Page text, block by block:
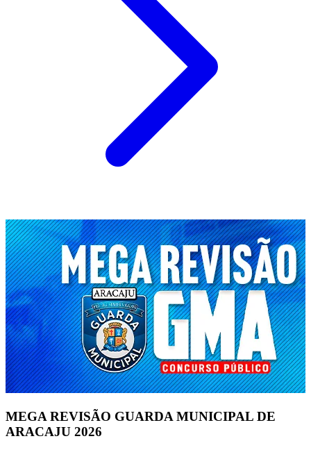
MEGA REVISÃO GUARDA MUNICIPAL DE
ARACAJU 2026